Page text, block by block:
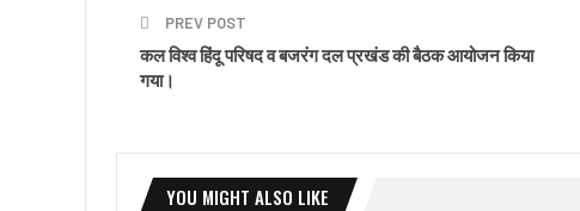
PREV POST
कल विश्व हिंदू परिषद व बजरंग दल प्रखंड की बैठक आयोजन किया
गया।
YOU MIGHT ALSO LIKE